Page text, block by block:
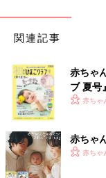
うテンションでいま
「担当を決めてやる
「とにかく思いや
やる！」（ちゃあち
「気付いた方がやる
礼を言い合っていま
は私の妊娠中、家事
関連記事
赤ちゃ
ブ 夏号
く！ お
赤ちゃ
赤ちゃ
赤ちゃ